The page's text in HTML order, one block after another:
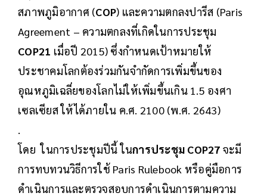
สภาพภูมิอากาศ (COP) และความตกลงปารีส (Paris
Agreement – ความตกลงที่เกิดในการประชุม
COP21 เมื่อปี 2015) ซึ่งกำหนดเป้าหมายให้
ประชาคมโลกต้องร่วมกันจำกัดการเพิ่มขึ้นของ
อุณหภูมิเฉลี่ยของโลกไม่ให้เพิ่มขึ้นเกิน 1.5 องศา
เซลเซียส ให้ได้ภายใน ค.ศ. 2100 (พ.ศ. 2643)
.
โดย ในการประชุมปีนี้ ในการประชุม COP27 จะมี
การทบทวนวิธีการใช้ Paris Rulebook หรือคู่มือการ
ดำเนินการและตรวจสอบการดำเนินการตามความ